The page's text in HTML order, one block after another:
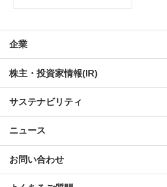
企業
株主・投資家情報(IR)
サステナビリティ
ニュース
お問い合わせ